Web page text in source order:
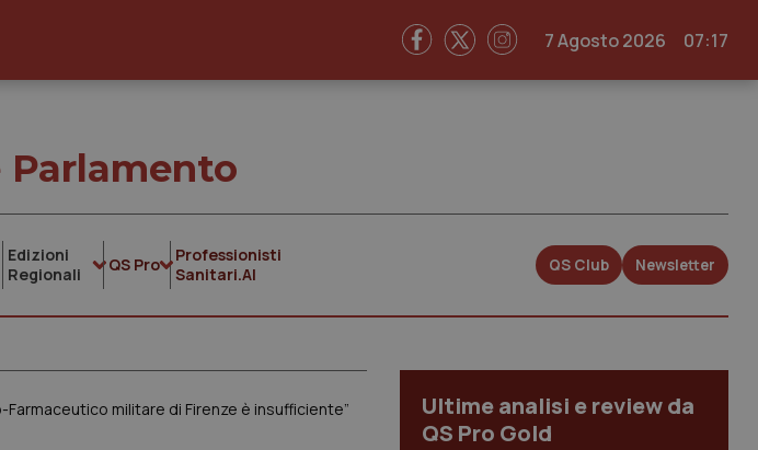
7 Agosto 2026 07:17
Parlamento
Edizioni
Regionali
QS Pro
Professionisti
Sanitari.AI
QS Club Newsletter
militare di Firenze è insufficiente”
Ultime analisi e review da
QS Pro Gold